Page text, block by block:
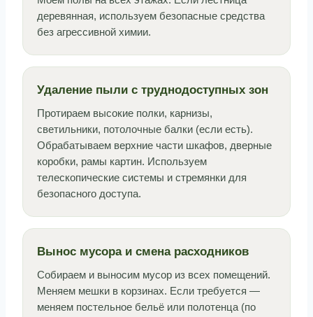
деревянная, используем безопасные средства
без агрессивной химии.
Удаление пыли с труднодоступных зон
Протираем высокие полки, карнизы,
светильники, потолочные балки (если есть).
Обрабатываем верхние части шкафов, дверные
коробки, рамы картин. Используем
телескопические системы и стремянки для
безопасного доступа.
Вынос мусора и смена расходников
Собираем и выносим мусор из всех помещений.
Меняем мешки в корзинах. Если требуется —
меняем постельное бельё или полотенца (по